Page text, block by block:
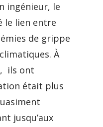
ingénieur, le
le lien entre
de grippe
À
ils ont
était plus
jusqu’aux